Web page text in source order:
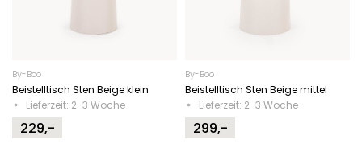
By-Boo
Beistelltisch Sten Beige klein
Lieferzeit: 2-3 Woche
229,-
By-Boo
Beistelltisch Sten Beige mittel
Lieferzeit: 2-3 Woche
299,-